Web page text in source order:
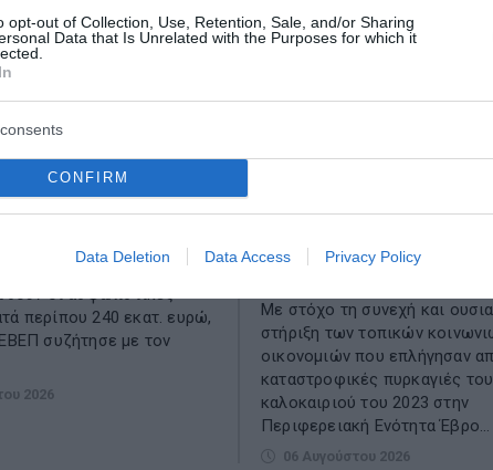
opt-out of Collection, Use, Retention, Sale, and/or Sharing
Data that Is Unrelated with the Purposes for which it
CONFIRM
Data Deletion Data Access Privacy Policy
ύψους 240 εκατ.
από την
οι έμποροι
αιτήματα των εμπόρων
εν όψει της ΔΕΘ
οι ασφαλιστικές
περίπου 240 εκατ. ευρώ,
συζήτησε με τον
2026
myBusinessSupport
σχήματος στήριξης
επιχειρήσεων της
Σαμοθράκης
Με στόχο τη συνεχή και
στήριξη των τοπικών
οικονομιών που επλήγησαν
καταστροφικές πυρκαγιές του
καλοκαιριού του 2023 στην
Περιφερειακή Ενότητα Έβρο...
06 Αυγούστου 2026